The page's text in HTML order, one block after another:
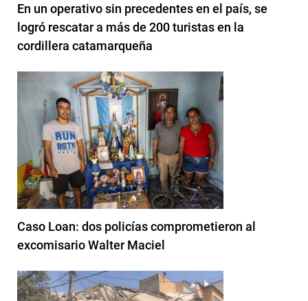
En un operativo sin precedentes en el país, se
logró rescatar a más de 200 turistas en la
cordillera catamarqueña
Caso Loan: dos policías comprometieron al
excomisario Walter Maciel